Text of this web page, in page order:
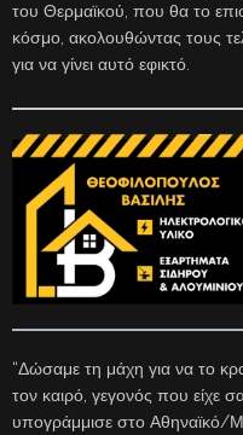
του Θερμαϊκού, που θα το
κόσμο, ακολουθώντας τους
για να γίνει αυτό εφικτό.
“Δώσαμε τη μάχη για να το
τον καιρό, γεγονός που είχε
υπογράμμισε στο Αθηναϊκό/